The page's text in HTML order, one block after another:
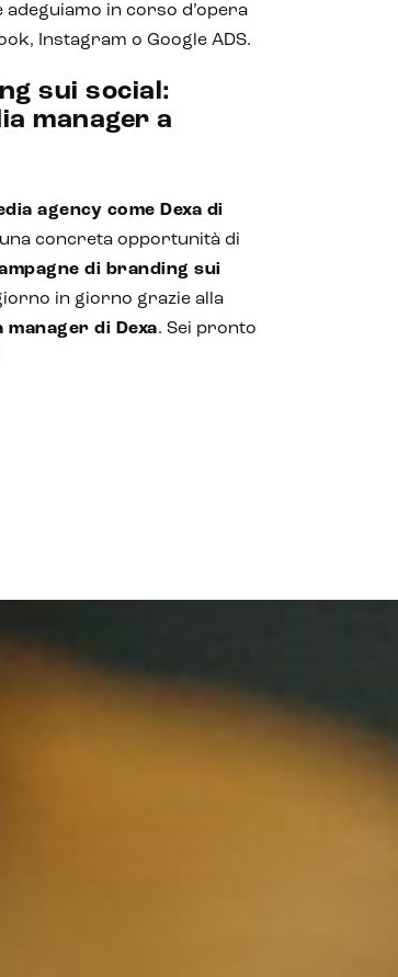
in corso d’opera
Instagram o Google ADS.
sui social:
manager a
agency come Dexa di
concreta opportunità di
di branding sui
in giorno grazie alla
manager di Dexa. Sei pronto